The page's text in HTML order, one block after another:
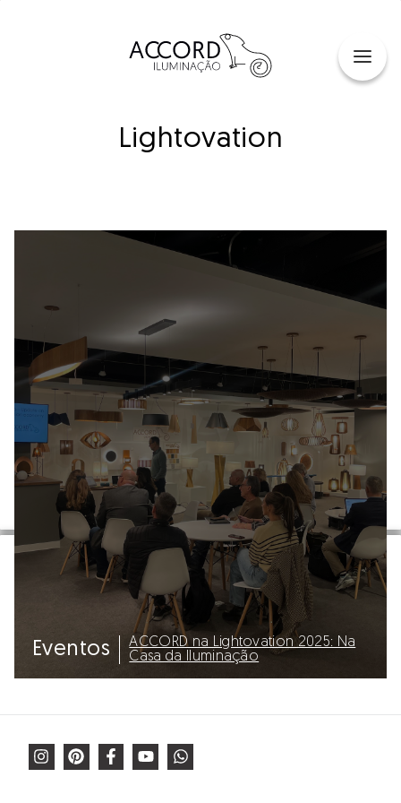
Lightovation
Eventos
ACCORD na Lightovation 2025: Na
Casa da Iluminação